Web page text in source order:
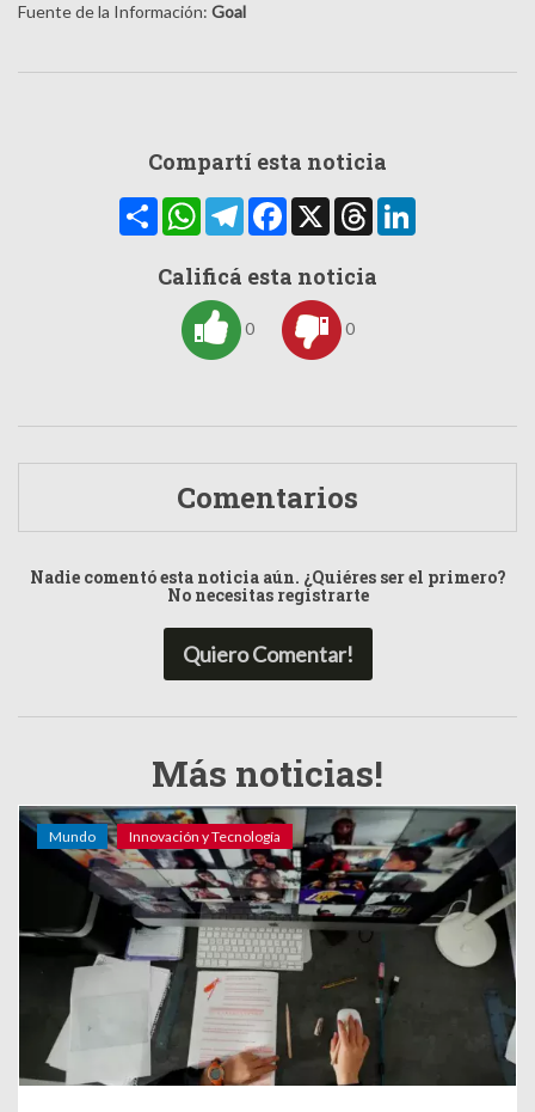
Fuente de la Información: Goal
Compartí esta noticia
CompartirWhatsAppTelegramFacebook
X Threads
Calificá esta noticia
0 0
Comentarios
Nadie comentó esta noticia aún. ¿Quiéres ser el primero?
No necesitas registrarte
Quiero Comentar!
Más noticias!
Mundo Innovación y Tecnología